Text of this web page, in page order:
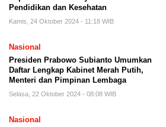
Pendidikan dan Kesehatan
Kamis, 24 Oktober 2024 - 11:18 WIB
Nasional
Presiden Prabowo Subianto Umumkan
Daftar Lengkap Kabinet Merah Putih,
Menteri dan Pimpinan Lembaga
Selasa, 22 Oktober 2024 - 08:08 WIB
Nasional